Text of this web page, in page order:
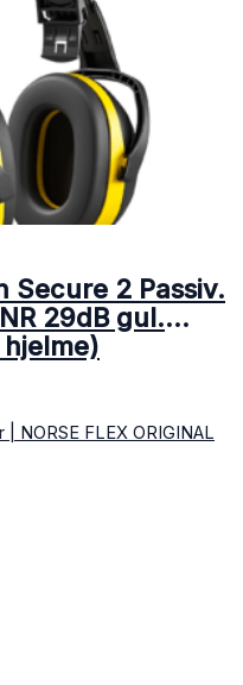
2 Passiv.
29dB gul.